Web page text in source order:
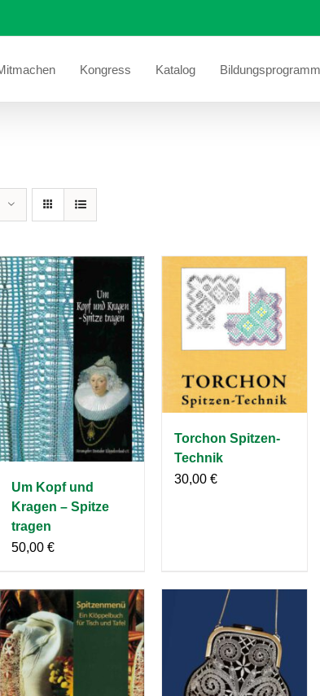
Kongress Katalog Bildungsprogramm
Um Kopf und
Kragen – Spitze
tragen
50,00 €
Torchon Spitzen-
Technik
30,00 €